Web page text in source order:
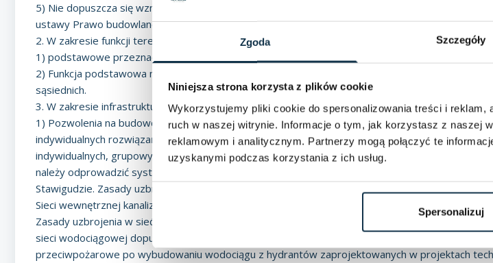
Zgoda Szczegóły
Niniejsza strona korzysta z plików cookie
Wykorzystujemy pliki cookie do spersonalizowania treści i reklam,
ruch w naszej witrynie. Informacje o tym, jak korzystasz z naszej
reklamowym i analitycznym. Partnerzy mogą połączyć te
uzyskanymi podczas korzystania z ich usług.
Spersonalizuj
5) Nie dopuszcza się wznoszenia tymczasowych obiektów budowlanych, w rozumieniu
ustawy Prawo budowlane, za wyjątkiem zapleczy budowy w okresie realizacji inwestycji zgodnie
2. W zakresie funkcji terenu:
1) podstawowe przeznaczenie terenu zgodnie z oznaczeniami na rysunku planu.
2) Funkcja podstawowa może być uzupełniona inna funkcją, nie może jednak pogorszyć warunków
sąsiednich.
3. W zakresie infrastruktury technicznej:
1) Pozwolenia na budowę mogą być wydawane po wybudowaniu systemu kanalizacji sanitarnej.
indywidualnych rozwiązań odprowadzenia ścieków. Obowiązuje zakaz stosowania lokalnych
indywidualnych, grupowych i budowy zbiorników bezodpływowych. Ścieki z istniejącej i
należy odprowadzić systemami kanalizacji sanitarnej poprzez przepompownie do oczyszczalni
Stawigudzie. Zasady uzbrojenia w sieć kanalizacji sanitarnej zostały pokazane na rysunku planu.
Sieci wewnętrznej kanalizacji sanitarnej wraz z przyłączami nie stanowią zadań do realizacji celów
Zasady uzbrojenia w sieć wodociągową zostały pokazane na rysunku planu. Do czasu budowy
sieci wodociągowej dopuszcza się zaopatrzenie w wodę ze studni indywidualnych. Zabezpieczenie
przeciwpożarowe po wybudowaniu wodociągu z hydrantów zaprojektowanych w projektach